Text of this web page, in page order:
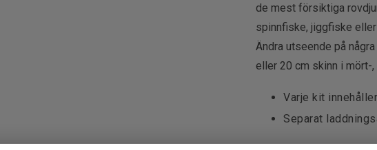
de mest försiktiga
spinnfiske, jiggfiske
Ändra utseende på
eller 20 cm skinn i mört-
Varje kit
Separat